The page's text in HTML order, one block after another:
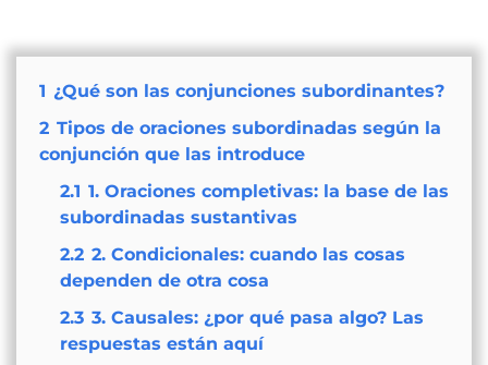
1 ¿Qué son las conjunciones subordinantes?
2 Tipos de oraciones subordinadas según la
conjunción que las introduce
2.1 1. Oraciones completivas: la base de las
subordinadas sustantivas
2.2 2. Condicionales: cuando las cosas
dependen de otra cosa
2.3 3. Causales: ¿por qué pasa algo? Las
respuestas están aquí